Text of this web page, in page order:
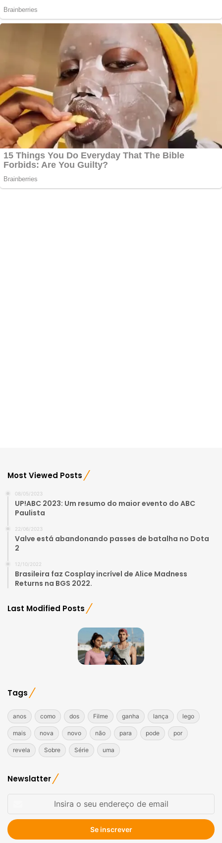
Most Viewed Posts
08/05/2023
UP!ABC 2023: Um resumo do maior evento do ABC
Paulista
22/06/2023
Valve está abandonando passes de batalha no Dota
2
12/10/2022
Brasileira faz Cosplay incrível de Alice Madness
Returns na BGS 2022.
Last Modified Posts
Tags
anos como dos Filme ganha lança lego
mais nova novo não para pode por
revela Sobre Série uma
Newslatter
seu
endereço
de